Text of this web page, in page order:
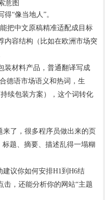
意图
“像当地人”。
把中文原稿精准适配成目标
内容结构（比如在欧洲市场突
装材料产品，普通翻译写成
德语市场语义和热词，生
持续包装方案），这个词转化
来了，很多程序员做出来的页
题、摘要、描述乱得一塌糊
建议你如何安排H1到H6结
击，还能分析你的网站“主题